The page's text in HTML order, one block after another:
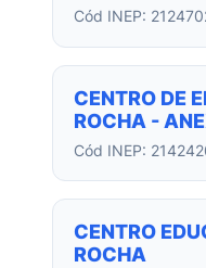
Cód INEP:
CENTRO DE
ROCHA -
Cód INEP:
CENTRO
ROCHA